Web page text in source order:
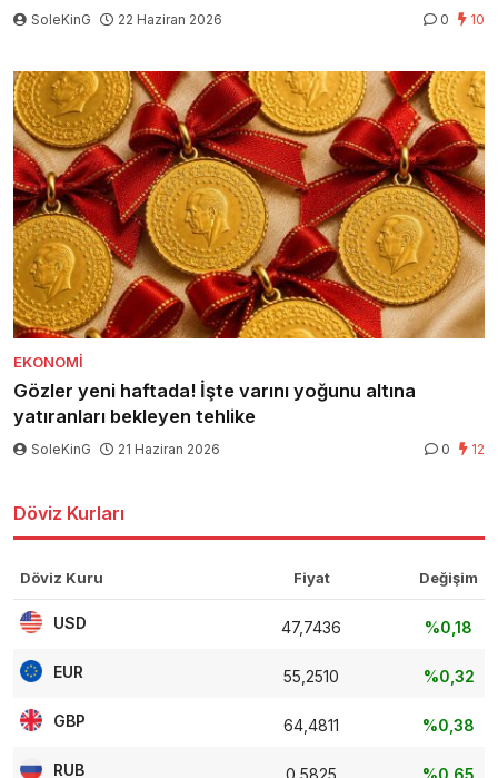
SoleKinG 22 Haziran 2026 0 10
EKONOMI
Gözler yeni haftada! İşte varını yoğunu altına
yatıranları bekleyen tehlike
SoleKinG 21 Haziran 2026 0 12
Döviz Kurları
Döviz Kuru Fiyat Değişim
USD 47,7436 %0,18
EUR 55,2510 %0,32
GBP 64,4811 %0,38
RUB